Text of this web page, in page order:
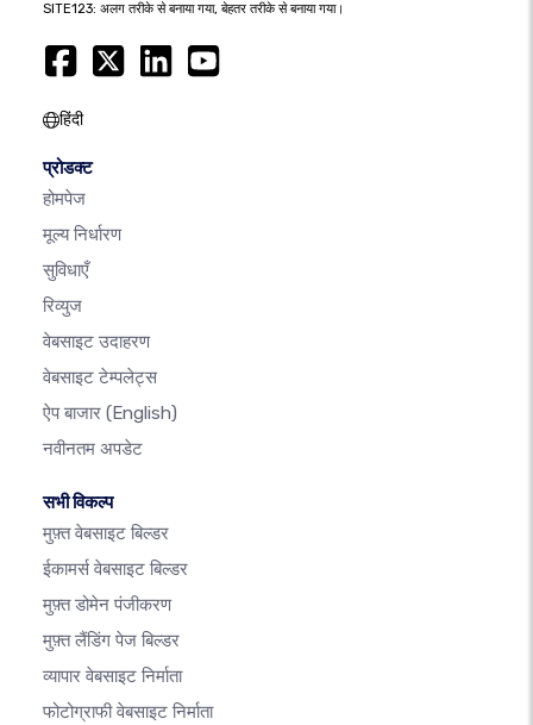
SITE123: अलग तरीके से बनाया गया, बेहतर तरीके से बनाया गया।
हिंदी
प्रोडक्ट
होमपेज
मूल्य निर्धारण
सुविधाएँ
रिव्युज
वेबसाइट उदाहरण
वेबसाइट टेम्पलेट्स
ऐप बाजार (English)
नवीनतम अपडेट
सभी विकल्प
मुफ़्त वेबसाइट बिल्डर
ईकामर्स वेबसाइट बिल्डर
मुफ़्त डोमेन पंजीकरण
मुफ़्त लैंडिंग पेज बिल्डर
व्यापार वेबसाइट निर्माता
फोटोग्राफी वेबसाइट निर्माता